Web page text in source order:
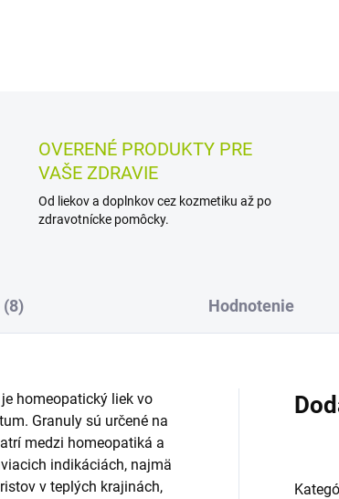
OVERENÉ PRODUKTY PRE
VAŠE ZDRAVIE
Od liekov a doplnkov cez kozmetiku až po
zdravotnícke pomôcky.
(8) Hodnotenie
je homeopatický liek vo
Granuly sú určené na
medzi homeopatiká a
indikáciách, najmä
v teplých krajinách,